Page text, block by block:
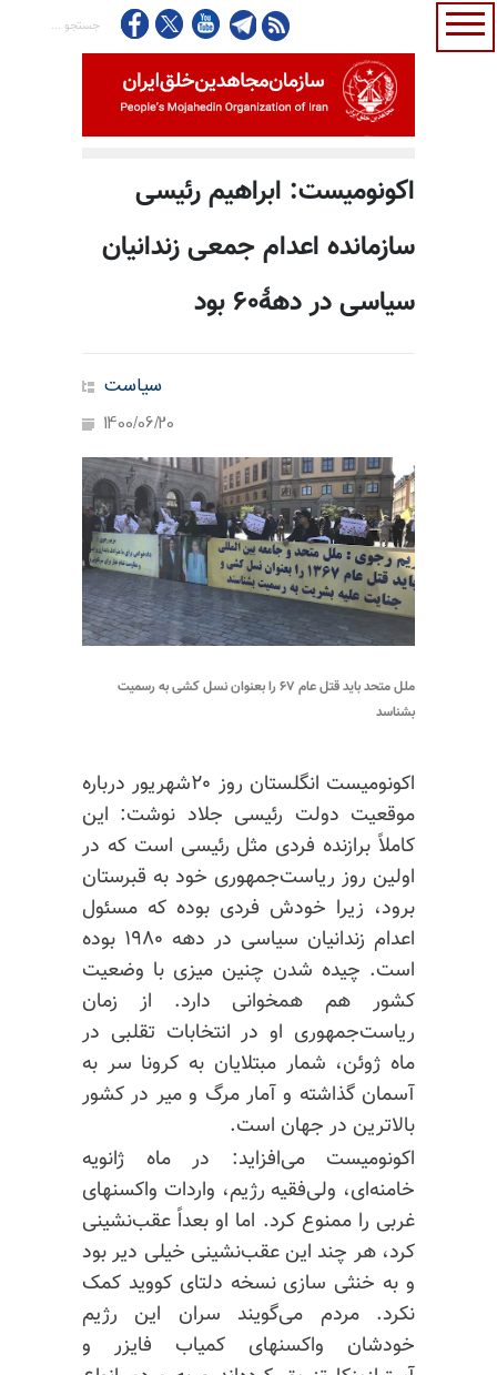
اکونومیست: ابراهیم رئیسی
سازمانده اعدام جمعی زندانیان
سیاسی در دههٔ۶۰ بود
سیاست
1400/06/20
ملل متحد باید قتل عام ۶۷ را بعنوان نسل کشی به رسمیت
بشناسد
اکونومیست انگلستان روز ۲۰شهریور درباره
موقعیت دولت رئیسی جلاد نوشت: این
کاملاً برازنده فردی مثل رئیسی است که در
اولین روز ریاست‌جمهوری خود به قبرستان
برود، زیرا خودش فردی بوده که مسئول
اعدام زندانیان سیاسی در دهه ۱۹۸۰ بوده
است. چیده شدن چنین میزی با وضعیت
کشور هم همخوانی دارد. از زمان
ریاست‌جمهوری او در انتخابات تقلبی در
ماه ژوئن، شمار مبتلایان به کرونا سر به
آسمان گذاشته و آمار مرگ و میر در کشور
بالاترین در جهان است.
اکونومیست می‌افزاید: در ماه ژانویه
خامنه‌ای، ولی‌فقیه رژیم، واردات واکسنهای
غربی را ممنوع کرد. اما او بعداً عقب‌نشینی
کرد، هر چند این عقب‌نشینی خیلی دیر بود
و به خنثی سازی نسخه دلتای کووید کمک
نکرد. مردم می‌گویند سران این رژیم
خودشان واکسنهای کمیاب فایزر و